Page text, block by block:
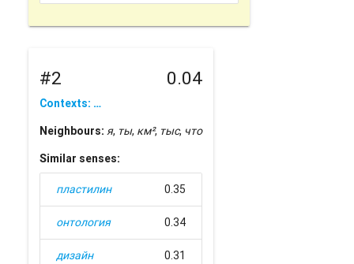
#2 0.04
Contexts: …
Neighbours: я, ты, км², тыс, что
Similar senses:
пластилин 0.35
онтология 0.34
дизайн 0.31